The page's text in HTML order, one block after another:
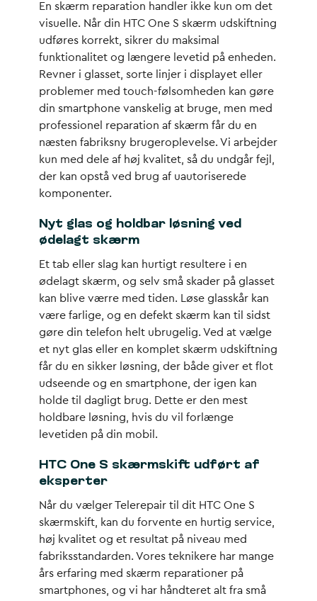
En skærm reparation handler ikke kun om det
visuelle. Når din HTC One S skærm udskiftning
udføres korrekt, sikrer du maksimal
funktionalitet og længere levetid på enheden.
Revner i glasset, sorte linjer i displayet eller
problemer med touch-følsomheden kan gøre
din smartphone vanskelig at bruge, men med
professionel reparation af skærm får du en
næsten fabriksny brugeroplevelse. Vi arbejder
kun med dele af høj kvalitet, så du undgår fejl,
der kan opstå ved brug af uautoriserede
komponenter.
Nyt glas og holdbar løsning ved
ødelagt skærm
Et tab eller slag kan hurtigt resultere i en
ødelagt skærm, og selv små skader på glasset
kan blive værre med tiden. Løse glasskår kan
være farlige, og en defekt skærm kan til sidst
gøre din telefon helt ubrugelig. Ved at vælge
et nyt glas eller en komplet skærm udskiftning
får du en sikker løsning, der både giver et flot
udseende og en smartphone, der igen kan
holde til dagligt brug. Dette er den mest
holdbare løsning, hvis du vil forlænge
levetiden på din mobil.
HTC One S skærmskift udført af
eksperter
Når du vælger Telerepair til dit HTC One S
skærmskift, kan du forvente en hurtig service,
høj kvalitet og et resultat på niveau med
fabriksstandarden. Vores teknikere har mange
års erfaring med skærm reparationer på
smartphones, og vi har håndteret alt fra små